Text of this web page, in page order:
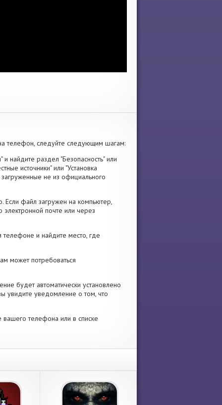
телефон, следуйте следующим шагам:
найдите раздел "Безопасность" или
источники" или "Установка
загруженные не из официального
Если файл загружен на компьютер,
почте или через
и найдите место, где
может потребоваться
будет автоматически установлено
увидите уведомление о том, что
вашего телефона или в списке